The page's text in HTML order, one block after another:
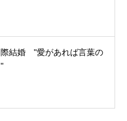
際結婚 "愛があれば言葉の